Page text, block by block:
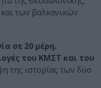
των βαλκανικών
σε 20 μέρη.
του ΚΜΣΤ και του
της ιστορίας των δύο